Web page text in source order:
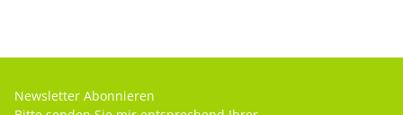
Newsletter Abonnieren